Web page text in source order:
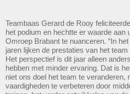
Teambaas Gerard de Rooy
het podium en hechtte er waarde aan
Omroep Brabant te nuanceren. “In
jaren lijken de prestaties van het
Het perspectief is dit jaar alleen
hebben met minder ervaring. Dat is
niet ons doel het team te veranderen,
vaardigheden te verbeteren door